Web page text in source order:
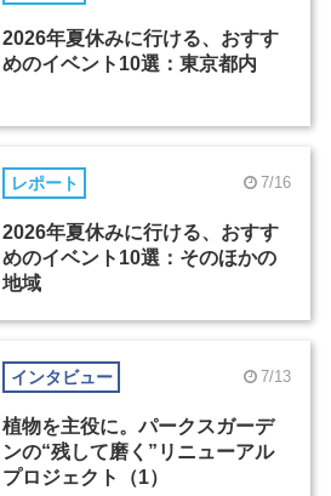
2026年夏休みに行ける、おすす
めのイベント10選：東京都内
レポート 7/16
2026年夏休みに行ける、おすす
めのイベント10選：そのほかの
地域
インタビュー 7/13
植物を主役に。パークスガーデ
ンの“残して磨く”リニューアル
プロジェクト（1）